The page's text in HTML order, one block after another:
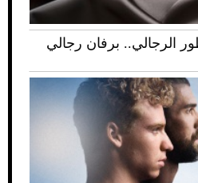
الرجالي.. برفان رجالي